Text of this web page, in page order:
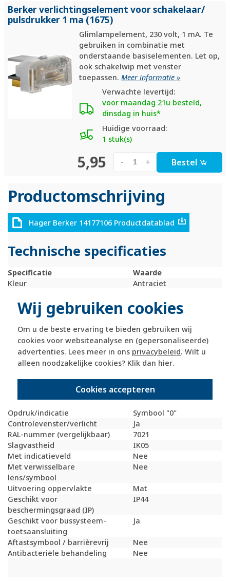
Wij gebruiken cookies
Om u de beste ervaring te bieden gebruiken wij
cookies voor websiteanalyse en (gepersonaliseerde)
advertenties. Lees meer in ons privacybeleid. Wilt u
alleen noodzakelijke cookies? Klik dan hier.
Cookies accepteren
Berker verlichtingselement voor schakelaar/
pulsdrukker 1 ma (1675)
Glimlampelement, 230 volt, 1 mA. Te
gebruiken in combinatie met
onderstaande basiselementen. Let op,
ook schakelwip met venster
toepassen.Meer informatie »
Verwachte levertijd:
voor maandag 21u besteld,
dinsdag in huis*
Huidige voorraad:
1 stuk(s)
5,95 +
- Bestel
Productomschrijving
Hager Berker 14177106 Productdatablad
Technische specificaties
Specificatie
Waarde
Kleur
Antraciet
Model
Enkele wip
Halogeenvrij
Ja
Hoogte
55 Millimeter (mm)
Diepte
25 Millimeter (mm)
Gebruik
Schakelaar /
drukker
Oppervlaktebescherming
Materiaalkwaliteit
Thermoplast
Kunststof
Bevestigingswijze
Klembevestiging
Opdruk/indicatie
Symbool "0"
Controlevenster/verlicht
Ja
RAL-nummer (vergelijkbaar)
7021
Slagvastheid
IK05
Met indicatieveld
Nee
Met verwisselbare
lens/symbool
Nee
Uitvoering oppervlakte
Mat
Geschikt voor
beschermingsgraad (IP)
IP44
Geschikt voor bussysteem-
toetsaansluiting
Ja
Aftastsymbool / barrièrevrij
Nee
Antibacteriële behandeling
Nee